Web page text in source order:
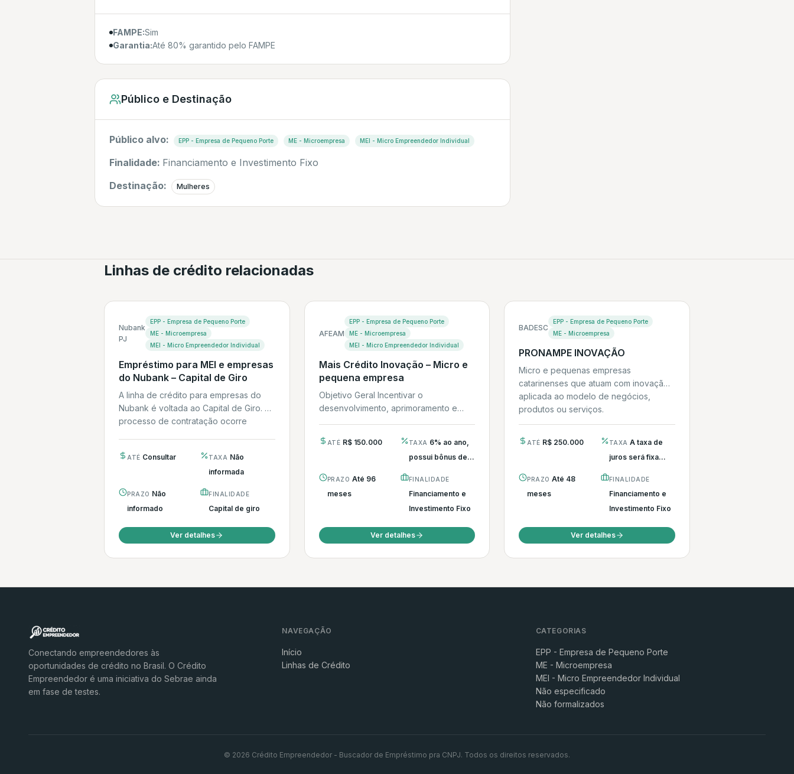
FAMPE:Sim
Garantia:Até 80% garantido pelo FAMPE
Público e Destinação
Público alvo: EPP - Empresa de Pequeno Porte ME - Microempresa MEI - Micro Empreendedor Individual
Finalidade: Financiamento e Investimento Fixo
Destinação:
Mulheres
Linhas de crédito relacionadas
Nubank
PJ
EPP - Empresa de Pequeno Porte
ME - Microempresa
MEI - Micro Empreendedor Individual
Empréstimo para MEI e empresas
do Nubank – Capital de Giro
A linha de crédito para empresas do
Nubank é voltada ao Capital de Giro. O
processo de contratação ocorre
ATÉ Consultar TAXA Não
informada
PRAZO Não
informado
FINALIDADE
Capital de giro
Ver detalhes
AFEAM
EPP - Empresa de Pequeno Porte
ME - Microempresa
MEI - Micro Empreendedor Individual
Mais Crédito Inovação – Micro e
pequena empresa
Objetivo Geral Incentivar o
desenvolvimento, aprimoramento e
investimentos financeiros para...
ATÉ R$ 150.000 TAXA 6% ao ano,
possui bônus de...
PRAZO Até 96
meses
FINALIDADE
Financiamento e
Investimento Fixo
Ver detalhes
BADESC
EPP - Empresa de Pequeno Porte
ME - Microempresa
PRONAMPE INOVAÇÃO
Micro e pequenas empresas
catarinenses que atuam com inovação
aplicada ao modelo de negócios,
produtos ou serviços.
ATÉ R$ 250.000 TAXAA taxa de
juros será fixa...
PRAZOAté 48
meses
FINALIDADE
Financiamento e
Investimento Fixo
Ver detalhes
Conectando empreendedores às
oportunidades de crédito no Brasil. O Crédito
Empreendedor é uma iniciativa do Sebrae ainda
em fase de testes.
NAVEGAÇÃO
Início
Linhas de Crédito
CATEGORIAS
EPP - Empresa de Pequeno Porte
ME - Microempresa
MEI - Micro Empreendedor Individual
Não especificado
Não formalizados
© 2026 Crédito Empreendedor - Buscador de Empréstimo pra CNPJ. Todos os direitos reservados.